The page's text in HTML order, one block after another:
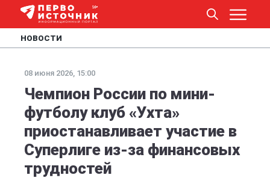
НОВОСТИ
08 июня 2026, 15:00
Чемпион России по мини-
футболу клуб «Ухта»
приостанавливает участие в
Суперлиге из-за финансовых
трудностей